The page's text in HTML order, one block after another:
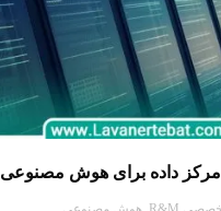
داده برای هوش مصنوعی